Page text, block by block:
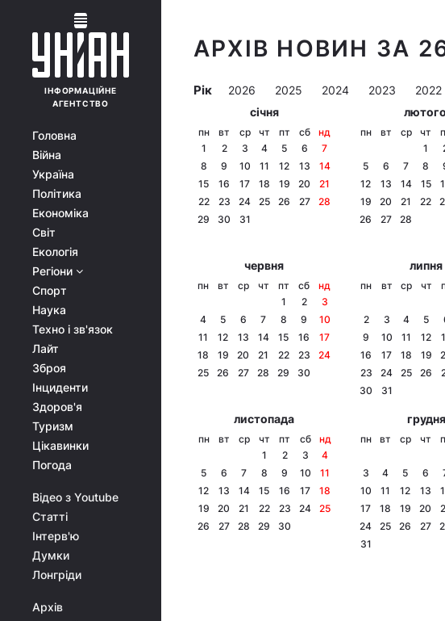
ІНФОРМАЦІЙНЕ
АГЕНТСТВО
Головна
Війна
Україна
Політика
Економіка
Світ
Екологія
Регіони
Спорт
Наука
Техно і зв'язок
Лайт
Зброя
Інциденти
Здоров'я
Туризм
Цікавинки
Погода
Відео з Youtube
Статті
Інтерв'ю
Думки
Лонгріди
Архів
АРХІВ НОВИН ЗА
Рік 2026 2025 2024 2023 2022
січня
пн вт ср чт пт сб
нд
1
2 3 4 5 6
7
8
9 10 11 12 13
14
15
16 17 18 19 20
21
22
23 24 25 26 27
28
29
30 31
лютого
пн вт ср чт
1
5
6 7 8
12
13 14 15
19
20 21 22
26
27 28
червня
пн вт ср чт пт сб
нд
1
2
3
4
5 6 7 8 9
10
11
12 13 14 15 16
17
18
19 20 21 22 23
24
25
26 27 28 29 30
липня
пн вт ср чт
2
3 4 5
9
10 11 12
16
17 18 19
23
24 25 26
30
31
листопада
пн вт ср чт пт сб
нд
1
2 3
4
5
6 7 8 9 10
11
12
13 14 15 16 17
18
19
20 21 22 23 24
25
26
27 28 29 30
грудня
пн вт ср чт
3
4 5 6
10
11 12 13
17
18 19 20
24
25 26 27
31